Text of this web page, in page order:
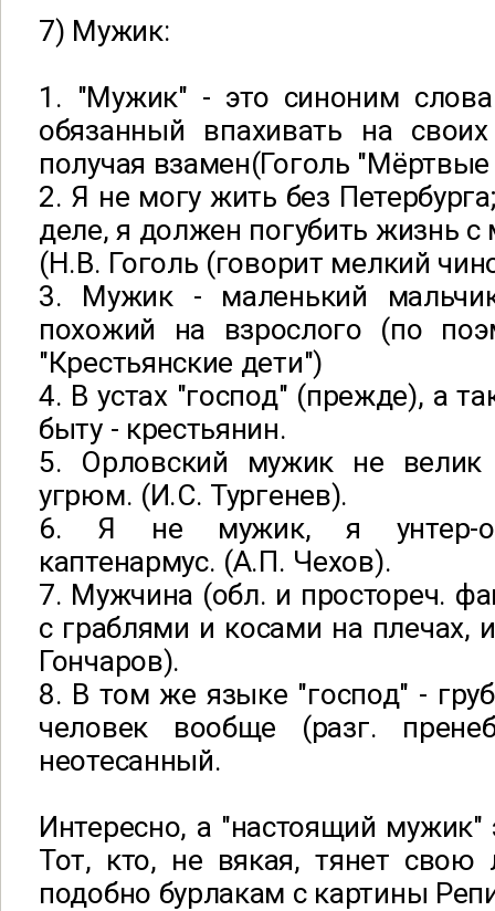
7) Мужик:
1. "Мужик" - это синоним слова
обязанный впахивать на
получая взамен(Гоголь
2. Я не могу жить без
деле, я должен погубить жизнь
(Н.В. Гоголь (говорит мелкий
3. Мужик - маленький
похожий на взрослого (по
"Крестьянские дети")
4. В устах "господ" (прежде), а
быту - крестьянин.
5. Орловский мужик не велик
угрюм. (И.С. Тургенев).
6. Я не мужик, я унтер-
каптенармус. (А.П. Чехов).
7. Мужчина (обл. и простореч.
с граблями и косами на плечах,
Гончаров).
8. В том же языке "господ" -
человек вообще (разг.
неотесанный.
Интересно, а "настоящий мужик"
Тот, кто, не вякая, тянет свою
подобно бурлакам с картины